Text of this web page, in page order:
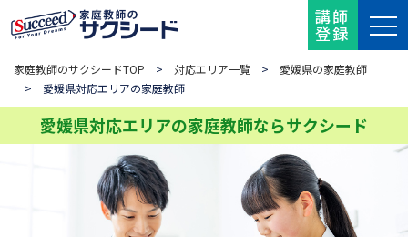
講師
登録
家庭教師のサクシードTOP > 対応エリア一覧 > 愛媛県の家庭教師
> 愛媛県対応エリアの家庭教師
愛媛県対応エリアの家庭教師ならサクシード